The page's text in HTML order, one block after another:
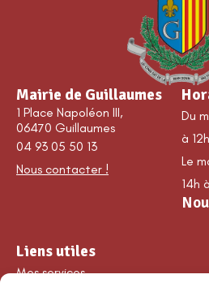
Mairie de Guillaumes
1 Place Napoléon III,
06470 Guillaumes
04 93 05 50 13
Nous contacter !
Du
à 12h
Le
14h
Liens utiles
Mes services